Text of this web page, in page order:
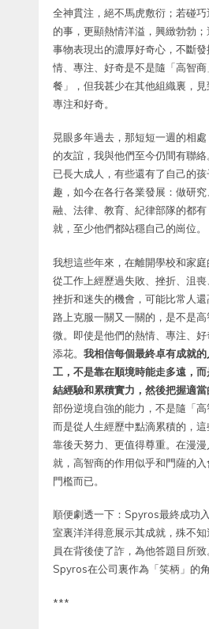
全神貫注，絕不馬虎敷衍；若碰
的事，更顯熱情洋溢，興緻勃勃
事物表現出的濃厚好奇心，不斷
情、專注、好奇是不是隨「高智
餐」，但我甚少在其他組織裏，見
專注和好奇。
晃眼多年過去，那短短一週的相
的友誼，我與他們至今仍間有聯
已長大成人，有些還有了自己的
趣，如今在各行各業發展：做研
融、法律、教育、紀律部隊的都
就，至少他們都站穩自己的崗位。
我想這些年來，在離開學校和家
從工作上經歷過失敗、挫折、沮
挫折和迷失的機會，可能比常人
路上克服一關又一關的，是不是
微。即使是他們的熱情、專注、
添花。 我相信每個最終卓有成就
工，不是靠在順境時能走多遠，
結經驗和累積實力，然後把握適
部份逆境自強的能力，不是隨「高
而是從人生經歷中點滴累積的，
靠後天努力、更值得尊重。在漫
就，高智商的作用似乎和門薩的
門檻而已。
順便劇透一下：Spyros最終成功
室裏洋洋得意展示其成就，殊不
員在背後使了詐，為他答題目所致
Spyros在公司裏作為「笑柄」的角
***